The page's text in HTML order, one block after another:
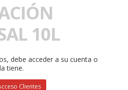
10L
debe acceder a su cuenta o
tiene.
Clientes